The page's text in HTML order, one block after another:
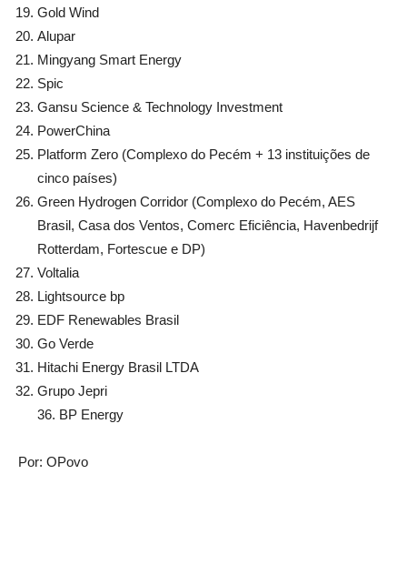
Gold Wind
Alupar
Mingyang Smart Energy
Spic
Gansu Science & Technology Investment
PowerChina
Platform Zero (Complexo do Pecém + 13 instituições de
cinco países)
Green Hydrogen Corridor (Complexo do Pecém, AES
Brasil, Casa dos Ventos, Comerc Eficiência, Havenbedrijf
Rotterdam, Fortescue e DP)
Voltalia
Lightsource bp
EDF Renewables Brasil
Go Verde
Hitachi Energy Brasil LTDA
Grupo Jepri
36. BP Energy
Por: OPovo